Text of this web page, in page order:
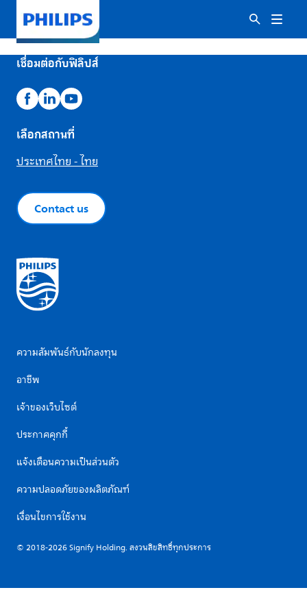
เชื่อมต่อกับฟิลิปส์
เลือกสถานที่
ประเทศไทย - ไทย
Contact us
ความสัมพันธ์กับนักลงทุน
อาชีพ
เจ้าของเว็บไซต์
ประกาศคุกกี้
แจ้งเตือนความเป็นส่วนตัว
ความปลอดภัยของผลิตภัณฑ์
เงื่อนไขการใช้งาน
© 2018-2026 Signify Holding. สงวนลิขสิทธิ์ทุกประการ